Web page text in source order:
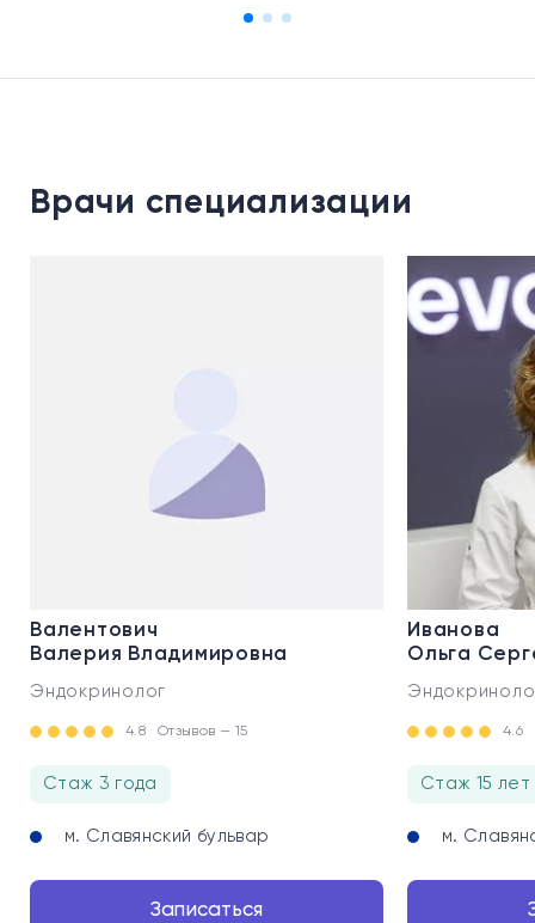
Врачи специализации
Валентович
Валерия Владимировна
Эндокринолог
4.8 Отзывов — 15
Стаж 3 года
м. Славянский бульвар
Записаться
Иванова
Ольга
4.6
Стаж 15 лет
м.